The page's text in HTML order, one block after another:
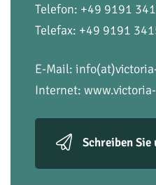
Telefon: +49 9191
Telefax: +49 9191
E-Mail:
Internet:
Schreiben Sie